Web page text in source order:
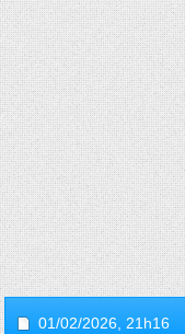
01/02/2026, 21h16